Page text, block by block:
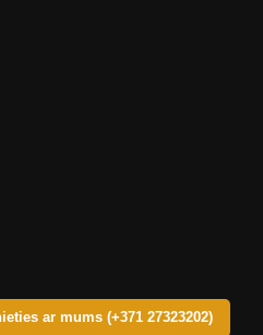
ar mums (+371 27323202)
– KRASTS A SIA